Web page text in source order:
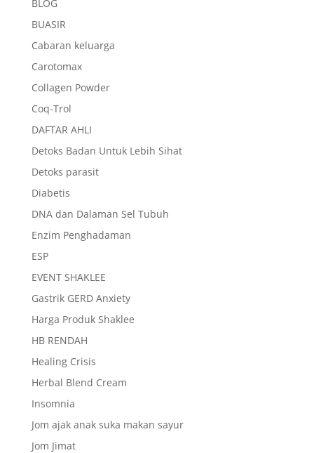
BLOG
BUASIR
Cabaran keluarga
Carotomax
Collagen Powder
Coq-Trol
DAFTAR AHLI
Detoks Badan Untuk Lebih Sihat
Detoks parasit
Diabetis
DNA dan Dalaman Sel Tubuh
Enzim Penghadaman
ESP
EVENT SHAKLEE
Gastrik GERD Anxiety
Harga Produk Shaklee
HB RENDAH
Healing Crisis
Herbal Blend Cream
Insomnia
Jom ajak anak suka makan sayur
Jom Jimat